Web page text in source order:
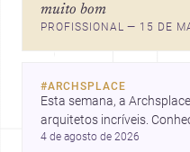
muito bom
PROFISSIONAL — 15 DE
#ARCHSPLACE
Esta semana, a
arquitetos incríveis.
inspire-se com seus
4 de agosto de 2026